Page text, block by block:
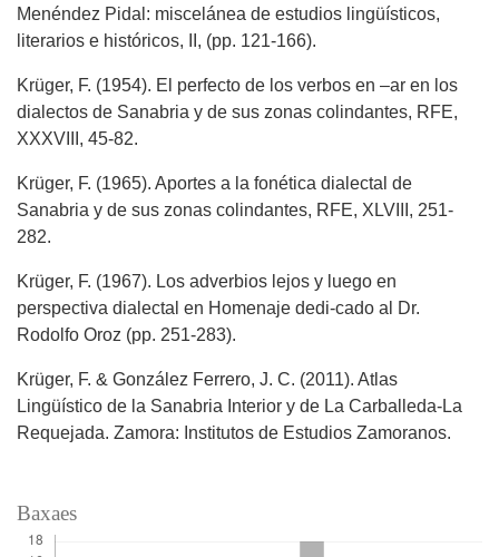
Menéndez Pidal: miscelánea de estudios lingüísticos,
literarios e históricos, II, (pp. 121-166).
Krüger, F. (1954). El perfecto de los verbos en –ar en los
dialectos de Sanabria y de sus zonas colindantes, RFE,
XXXVIII, 45-82.
Krüger, F. (1965). Aportes a la fonética dialectal de
Sanabria y de sus zonas colindantes, RFE, XLVIII, 251-
282.
Krüger, F. (1967). Los adverbios lejos y luego en
perspectiva dialectal en Homenaje dedi-cado al Dr.
Rodolfo Oroz (pp. 251-283).
Krüger, F. & González Ferrero, J. C. (2011). Atlas
Lingüístico de la Sanabria Interior y de La Carballeda-La
Requejada. Zamora: Institutos de Estudios Zamoranos.
Baxaes